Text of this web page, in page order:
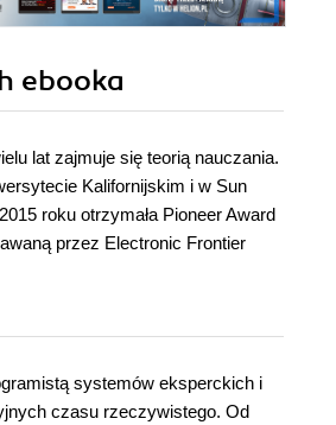
ebooka
lat zajmuje się teorią nauczania.
Kalifornijskim i w Sun
roku otrzymała Pioneer Award
przez Electronic Frontier
systemów eksperckich i
czasu rzeczywistego. Od